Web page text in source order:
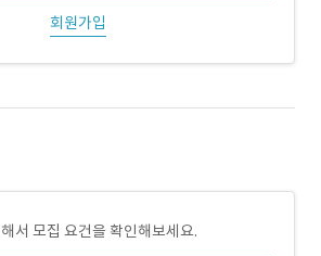
회원가입
서 모집 요건을 확인해보세요.